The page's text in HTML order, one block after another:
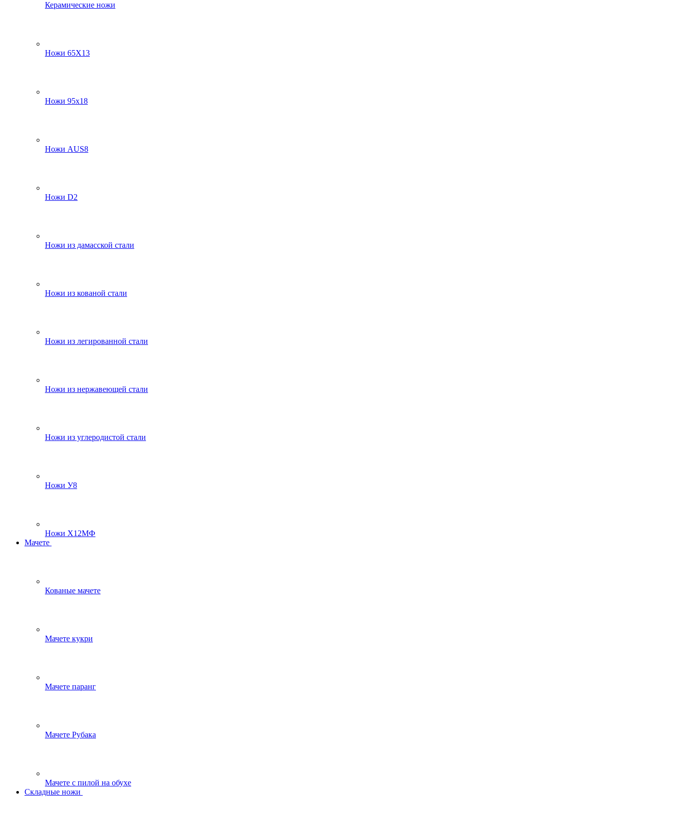
Керамические ножи
Ножи 65Х13
Ножи 95х18
Ножи AUS8
Ножи D2
Ножи из дамасской стали
Ножи из кованой стали
Ножи из легированной стали
Ножи из нержавеющей стали
Ножи из углеродистой стали
Ножи У8
Ножи Х12МФ
Мачете
Кованые мачете
Мачете кукри
Мачете паранг
Мачете Рубака
Мачете с пилой на обухе
Складные ножи